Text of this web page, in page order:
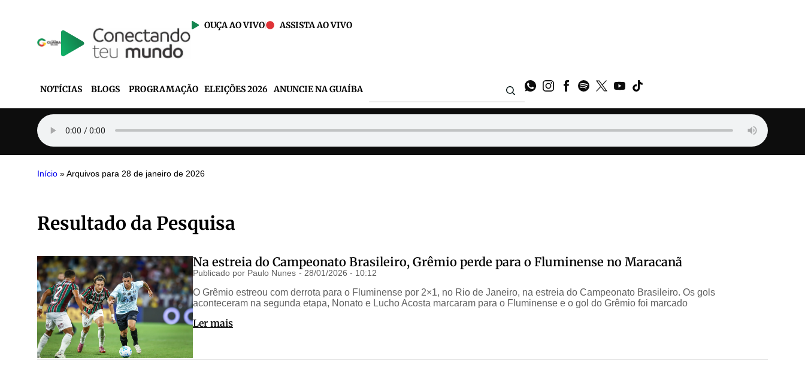
OUÇA AO VIVO ASSISTA AO VIVO
NOTÍCIAS BLOGS PROGRAMAÇÃO ELEIÇÕES 2026 ANUNCIE NA GUAÍBA
Início » Arquivos para 28 de janeiro de 2026
Resultado da Pesquisa
Na estreia do Campeonato Brasileiro, Grêmio perde para o Fluminense no Maracanã
Publicado por Paulo Nunes -28/01/2026 - 10:12
O Grêmio estreou com derrota para o Fluminense por 2×1, no Rio de Janeiro, na estreia do Campeonato Brasileiro. Os gols
aconteceram na segunda etapa, Nonato e Lucho Acosta marcaram para o Fluminense e o gol do Grêmio foi marcado
Ler mais